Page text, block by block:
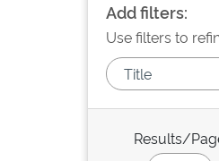
Add filters:
Use filters to
Results/